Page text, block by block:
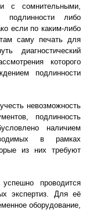
с сомнительными,
подлинности либо
если по каким-либо
саму печать для
диагностический
которого
подлинности
невозможность
подлинность
наличием
в рамках
из них требуют
проводится
экспертиз. Для её
оборудование,